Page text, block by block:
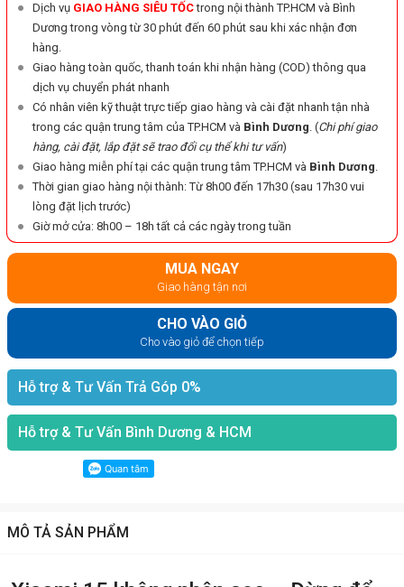
Dịch vụ GIAO HÀNG SIÊU TỐCtrong nội thành TP.HCM và Bình
Dương trong vòng từ 30 phút đến 60 phút sau khi xác nhận đơn
hàng.
Giao hàng toàn quốc, thanh toán khi nhận hàng (COD) thông qua
dịch vụ chuyển phát nhanh
Có nhân viên kỹ thuật trực tiếp giao hàng và cài đặt nhanh tận nhà
trong các quận trung tâm của TP.HCM và Bình Dương. (Chi phí giao
hàng, cài đặt, lắp đặt sẽ trao đổi cụ thể khi tư vấn)
Giao hàng miễn phí tại các quận trung tâm TP.HCM và Bình Dương.
Thời gian giao hàng nội thành: Từ 8h00 đến 17h30 (sau 17h30 vui
lòng đặt lịch trước)
Giờ mở cửa: 8h00 – 18h tất cả các ngày trong tuần
MUA NGAY
Giao hàng tận nơi
CHO VÀO GIỎ
Cho vào giỏ để chọn tiếp
Hỗ trợ & Tư Vấn Trả Góp 0%
Hỗ trợ & Tư Vấn Bình Dương & HCM
MÔ TẢ SẢN PHẨM